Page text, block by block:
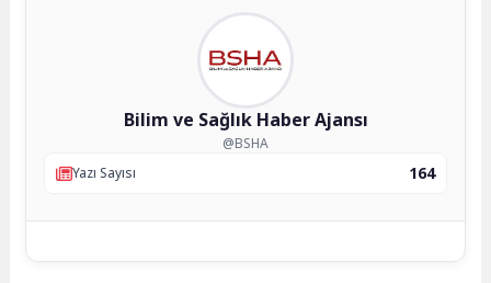
Bilim ve Sağlık Haber Ajansı
@BSHA
Yazı Sayısı
164